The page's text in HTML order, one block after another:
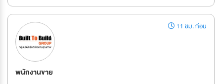
11 ชม. ก่อน
พนักงานขาย